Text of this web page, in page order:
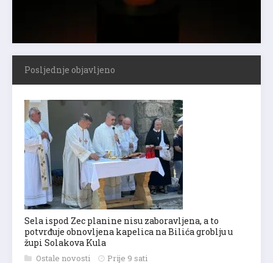
Posljednje objavljeno
Sela ispod Zec planine nisu zaboravljena, a to
potvrđuje obnovljena kapelica na Bilića groblju u
župi Solakova Kula
Ostale novosti Prije 9 sati